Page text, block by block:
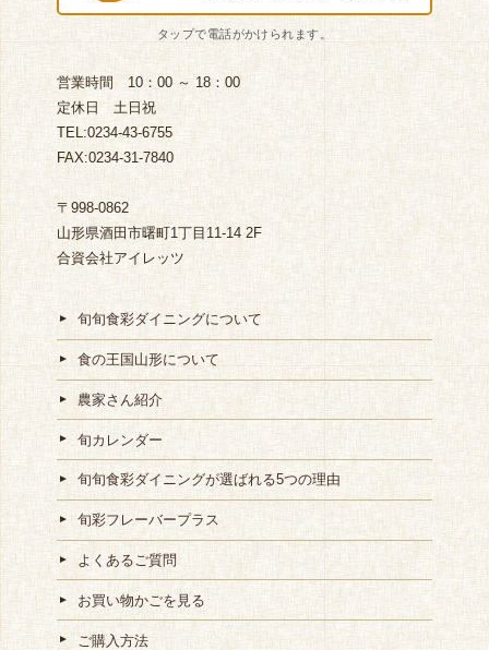
営業時間 10：00 ～ 18：00
定休日 土日祝
TEL:0234-43-6755
FAX:0234-31-7840
〒998-0862
山形県酒田市曙町1丁目11-14 2F
合資会社アイレッツ
旬旬食彩ダイニングについて
食の王国山形について
農家さん紹介
旬カレンダー
旬旬食彩ダイニングが選ばれる5つの理由
旬彩フレーバープラス
よくあるご質問
お買い物かごを見る
ご購入方法